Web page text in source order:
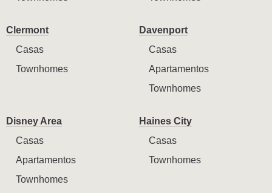
Clermont
Casas
Townhomes
Davenport
Casas
Apartamentos
Townhomes
Disney Area
Casas
Apartamentos
Townhomes
Haines City
Casas
Townhomes